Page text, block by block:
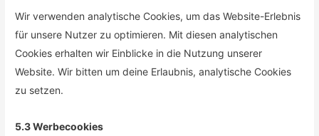
Wir verwenden analytische Cookies, um das Website-Erlebnis
für unsere Nutzer zu optimieren. Mit diesen analytischen
Cookies erhalten wir Einblicke in die Nutzung unserer
Website. Wir bitten um deine Erlaubnis, analytische Cookies
zu setzen.
5.3 Werbecookies